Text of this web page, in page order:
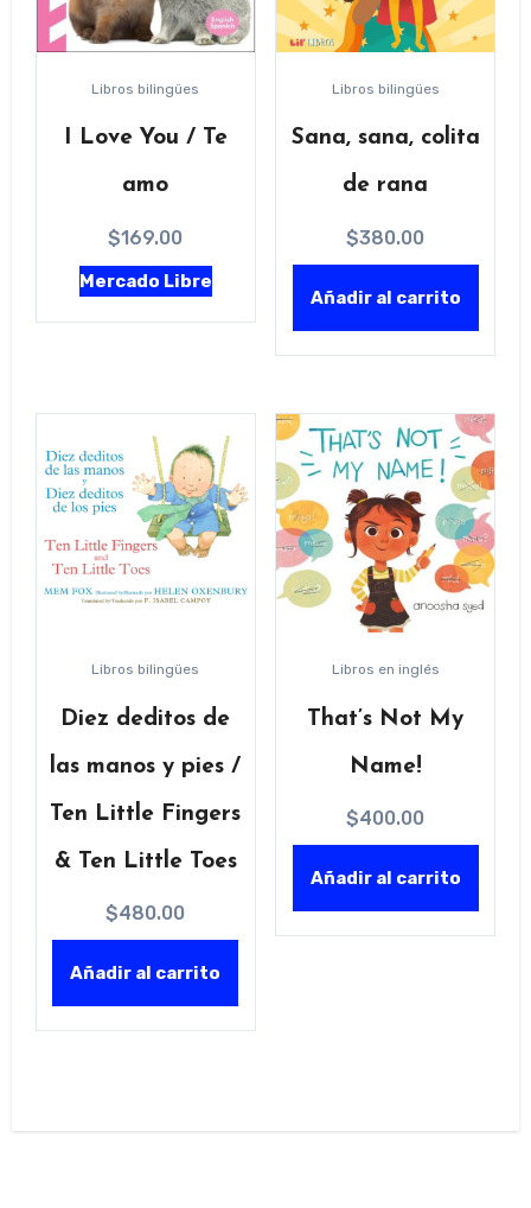
Libros bilingües
I Love You / Te
amo
$169.00
Mercado Libre
Libros bilingües
Sana, sana, colita
de rana
$380.00
Añadir al carrito
Libros bilingües
Diez deditos de
las manos y pies /
Ten Little Fingers
& Ten Little Toes
$480.00
Añadir al carrito
Libros en inglés
That’s Not My
Name!
$400.00
Añadir al carrito